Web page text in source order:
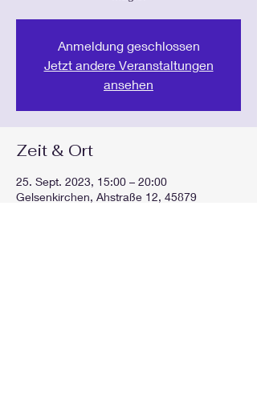
Anmeldung geschlossen
Jetzt andere Veranstaltungen
ansehen
Zeit & Ort
25. Sept. 2023, 15:00 – 20:00
Gelsenkirchen, Ahstraße 12, 45879